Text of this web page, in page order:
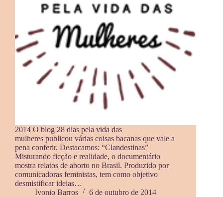
2014 O blog 28 dias pela vida das
mulheres publicou várias coisas bacanas que vale a
pena conferir. Destacamos: “Clandestinas”
Misturando ficção e realidade, o documentário
mostra relatos de aborto no Brasil. Produzido por
comunicadoras feministas, tem como objetivo
desmistificar ideias…
Ivonio Barros
6 de outubro de 2014